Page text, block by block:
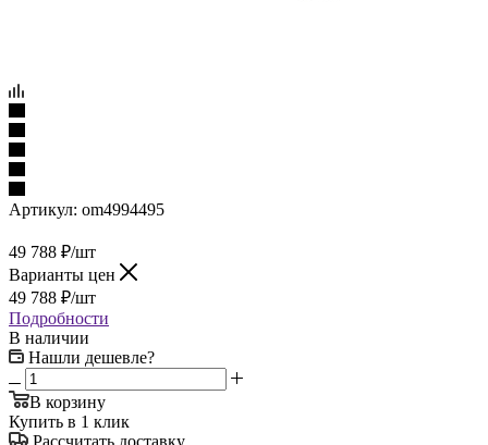
Артикул: om4994495
49 788 ₽/шт
Варианты цен
49 788 ₽/шт
Подробности
В наличии
Нашли дешевле?
В корзину
Купить в 1 клик
Рассчитать доставку